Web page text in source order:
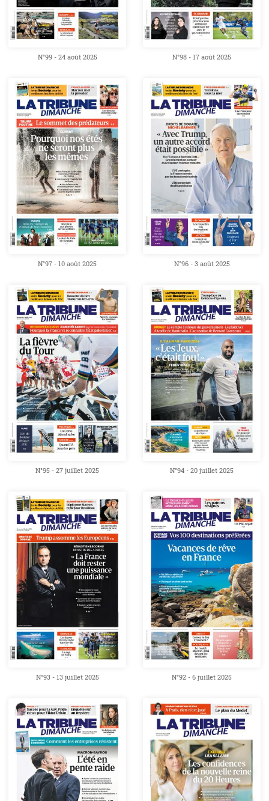
N°99 - 24 août 2025 N°98 - 17 août 2025
N°97 - 10 août 2025 N°96 - 3 août 2025
N°95 - 27 juillet 2025 N°94 - 20 juillet 2025
N°93 - 13 juillet 2025 N°92 - 6 juillet 2025